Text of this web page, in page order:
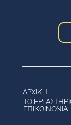
ΑΡΧΙΚΗ
ΤΟ
ΕΠΙΚΟΙΝΩΝΙΑ